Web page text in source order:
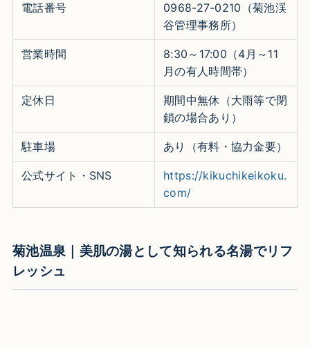
電話番号
0968-27-0210（菊池渓
谷管理事務所）
営業時間
8:30～17:00（4月～11
月の有人時間帯）
定休日
期間中無休（大雨等で閉
鎖の場合あり）
駐車場 あり（有料・協力金要）
公式サイト・SNS
https://kikuchikeikoku.
com/
菊池温泉｜美肌の湯として知られる名湯でリフ
レッシュ